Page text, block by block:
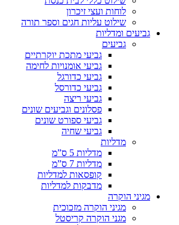
לוחות ועצי זיכרון
שילוט עליות חגים וספר תורה
גביעים ומדליות
גביעים
גביעי מתכת יוקרתיים
גביעי אומנויות לחימה
גביעי כדורגל
גביעי כדורסל
גביעי ריצה
פסלונים וגביעים שונים
גביעי ספורט שונים
גביעי שחיה
מדליות
מדליות 5 ס”מ
מדליות 7 ס”מ
קופסאות למדליות
מדבקות למדליות
מגיני הוקרה
מגיני הוקרה מזכוכית
מגני הוקרה קריסטל